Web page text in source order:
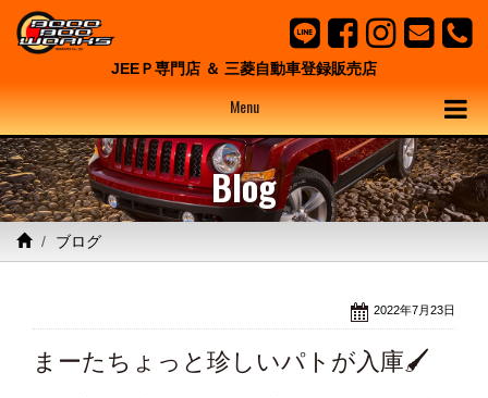
JEEＰ専門店 ＆ 三菱自動車登録販売店
Menu
Blog
ブログ
2022年7月23日
まーたちょっと珍しいパトが入庫🖌